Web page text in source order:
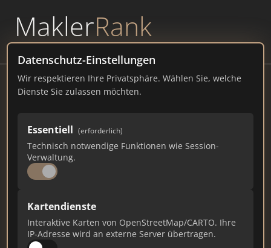
MaklerRank
powered byWAVEPOINT
Datenschutz-Einstellungen
Wir respektieren Ihre Privatsphäre. Wählen Sie, welche
Dienste Sie zulassen möchten.
Essentiell (erforderlich)
Technisch notwendige Funktionen wie Session-
Verwaltung.
Kartendienste
Interaktive Karten von OpenStreetMap/CARTO. Ihre
IP-Adresse wird an externe Server übertragen.
wohnraumbitzer.de Majk Bitzer - Ihr
u. Vorstadt 34, 72458 Albstadt-Ebingen
wohnraumbitzer.de
Gesamtpunkte